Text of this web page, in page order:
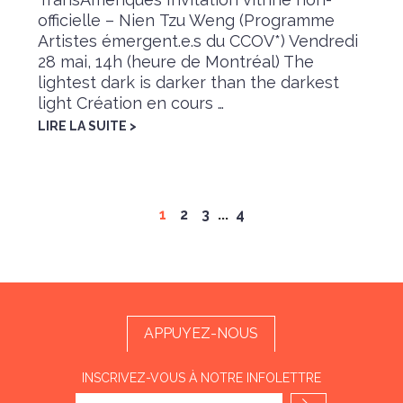
officielle – Nien Tzu Weng (Programme
Artistes émergent.e.s du CCOV*) Vendredi
28 mai, 14h (heure de Montréal) The
lightest dark is darker than the darkest
light Création en cours …
LIRE LA SUITE >
1 2 3 ... 4
APPUYEZ-NOUS
INSCRIVEZ-VOUS À NOTRE INFOLETTRE